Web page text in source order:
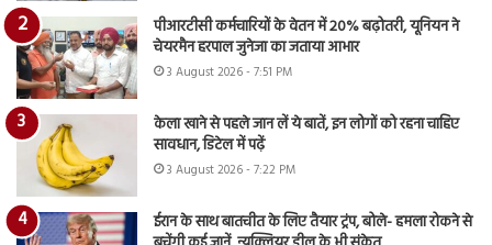
पीआरटीसी कर्मचारियों के वेतन में 20% बढ़ोतरी, यूनियन ने
चेयरमैन हरपाल जुनेजा का जताया आभार
3 August 2026 - 7:51 PM
केला खाने से पहले जान लें ये बातें, इन लोगों को रहना चाहिए
सावधान, डिटेल में पढ़ें
3 August 2026 - 7:22 PM
ईरान के साथ बातचीत के लिए तैयार ट्रंप, बोले- हमला रोकने से